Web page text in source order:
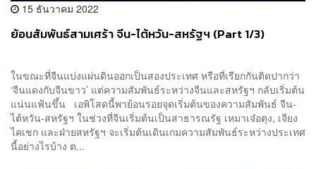
15 ธันวาคม 2022
ย้อนสัมพันธ์สามเศร้า จีน-ไต้หวัน-สหรัฐฯ (Part 1/3)
ในขณะที่จีนแบ่งแผ่นดินออกเป็นสองประเทศ หรือที่เรียกกันติดปากว่า
‘จีนแดงกับจีนขาว’ แต่ความสัมพันธ์ระหว่างจีนและสหรัฐฯ กลับเริ่มต้น
แน่นแฟ้นขึ้น เอพิโสดนี้พาย้อนรอยจุดเริ่มต้นของความสัมพันธ์ จีน-
ไต้หวัน-สหรัฐฯ ในช่วงที่จีนเริ่มต้นเป็นสาธารณรัฐ เหมาเจ๋อตุง, เจียง
ไคเชก และฝ่ายสหรัฐฯ จะเริ่มต้นเดินเกมความสัมพันธ์ระหว่างประเทศ
นี้อย่างไรบ้าง ต...